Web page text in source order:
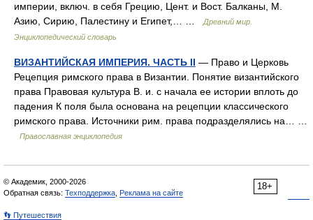
империи, включ. в себя Грецию, Цент. и Вост. Балканы, М.
Азию, Сирию, Палестину и Египет,… …
Древний мир.
Энциклопедический словарь
ВИЗАНТИЙСКАЯ ИМПЕРИЯ. ЧАСТЬ II — Право и Церковь
Рецепция римского права в Византии. Понятие византийского
права Правовая культура В. и. с начала ее истории вплоть до
падения К поля была основана на рецепции классического
римского права. Источники рим. права подразделялись на… …
Православная энциклопедия
18+
© Академик, 2000-2026
Обратная связь: Техподдержка Реклама на сайте
👣 Путешествия